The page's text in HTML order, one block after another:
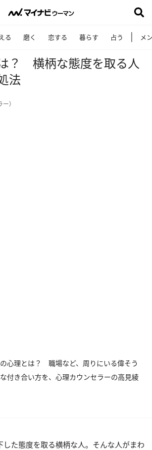
る 磨く 恋する 暮らす 占う メ
？ 横柄な態度を取る人
法
）
心理とは？ 職場など、周りにいる偉そう
付き合い方を、心理カウンセラーの高見綾
した態度を取る横柄な人。そんな人がまわ